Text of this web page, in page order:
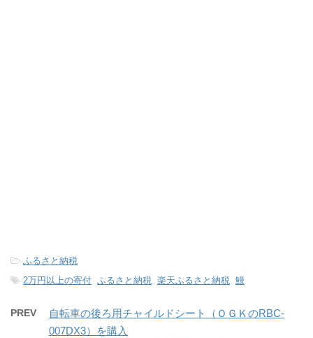
-ふるさと納税
-2万円以上の寄付, ふるさと納税, 楽天ふるさと納税, 鰻
PREV
自転車の後ろ用チャイルドシート（ＯＧＫのRBC-
007DX3）を購入